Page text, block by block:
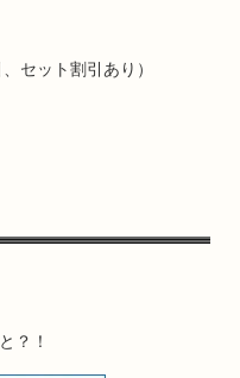
セット割引あり）
？！